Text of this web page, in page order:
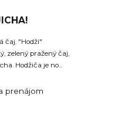
čaj. "Hodži"
zelený pražený čaj,
Hodžiča je no...